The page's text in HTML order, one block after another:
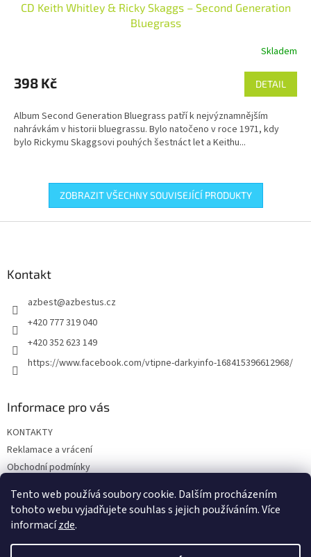
Tento web používá soubory cookie. Dalším procházením
tohoto webu vyjadřujete souhlas s jejich používáním. Více
informacízde.
CD Keith Whitley & Ricky Skaggs – Second Generation
Bluegrass
Skladem
398 Kč DETAIL
Album Second Generation Bluegrass patří k nejvýznamnějším
nahrávkám v historii bluegrassu. Bylo natočeno v roce 1971, kdy
bylo Rickymu Skaggsovi pouhých šestnáct let a Keithu...
ZOBRAZIT VŠECHNY SOUVISEJÍCÍ PRODUKTY
Kontakt
azbest@azbestus.cz
+420 777 319 040
+420 352 623 149
https://www.facebook.com/vtipne-darkyinfo-168415396612968/
Informace pro vás
KONTAKTY
Reklamace a vrácení
Obchodní podmínky
Doprava a platba